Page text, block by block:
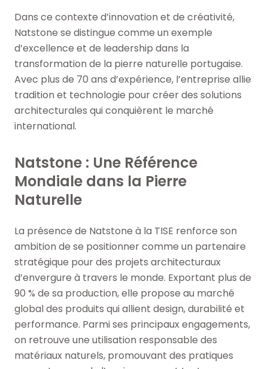
Dans ce contexte d’innovation et de créativité,
Natstone se distingue comme un exemple
d’excellence et de leadership dans la
transformation de la pierre naturelle portugaise.
Avec plus de 70 ans d’expérience, l’entreprise allie
tradition et technologie pour créer des solutions
architecturales qui conquièrent le marché
international.
Natstone : Une Référence
Mondiale dans la Pierre
Naturelle
La présence de Natstone à la TISE renforce son
ambition de se positionner comme un partenaire
stratégique pour des projets architecturaux
d’envergure à travers le monde. Exportant plus de
90 % de sa production, elle propose au marché
global des produits qui allient design, durabilité et
performance. Parmi ses principaux engagements,
on retrouve une utilisation responsable des
matériaux naturels, promouvant des pratiques